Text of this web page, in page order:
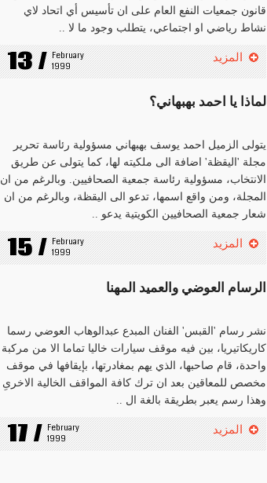
قانون جمعيات النفع العام على ان تأسيس أي اتحاد لاي
نشاط رياضي او اجتماعي، يتطلب وجود ما لا ..
13 / February
1999
المزيد
لماذا يا احمد بهبهاني؟
يتولى الزميل احمد يوسف بهبهاني مسؤولية رئاسة تحرير
مجلة 'اليقظة' اضافة الى ملكيته لها، كما يتولى عن طريق
الانتخاب، مسؤولية رئاسة جمعية الصحافيين. وبالرغم من ان
المجلة، ومن واقع اسمها، تدعو الى اليقظة، وبالرغم من ان
شعار جمعية الصحافيين الكويتية يدعو ..
15 / February
1999
المزيد
الرسام العوضي والعميد المهنا
نشر رسام 'القبس' الفنان المبدع عبدالوهاب العوضي رسما
كاريكاتيريا، بين فيه موقف سيارات خاليا تماما الا من مركبة
واحدة، قام صاحبها، الذي يهم بمغادرتها، بإيقافها في موقف
مخصص للمعاقين بعد ان ترك كافة المواقف الخالية الاخرىِ
وهذا رسم يعبر بطريقة بالغة ال ..
17 / February
1999
المزيد